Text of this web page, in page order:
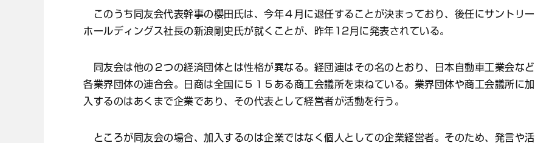
このうち同友会代表幹事の櫻田氏は、今年４月に退任することが決まっており、後任にサントリー
ホールディングス社長の新浪剛史氏が就くことが、昨年12月に発表されている。
同友会は他の２つの経済団体とは性格が異なる。経団連はその名のとおり、日本自動車工業会など
各業界団体の連合会。日商は全国に５１５ある商工会議所を束ねている。業界団体や商工会議所に加
入するのはあくまで企業であり、その代表として経営者が活動を行う。
ところが同友会の場合、加入するのは企業ではなく個人としての企業経営者。そのため、発言や活